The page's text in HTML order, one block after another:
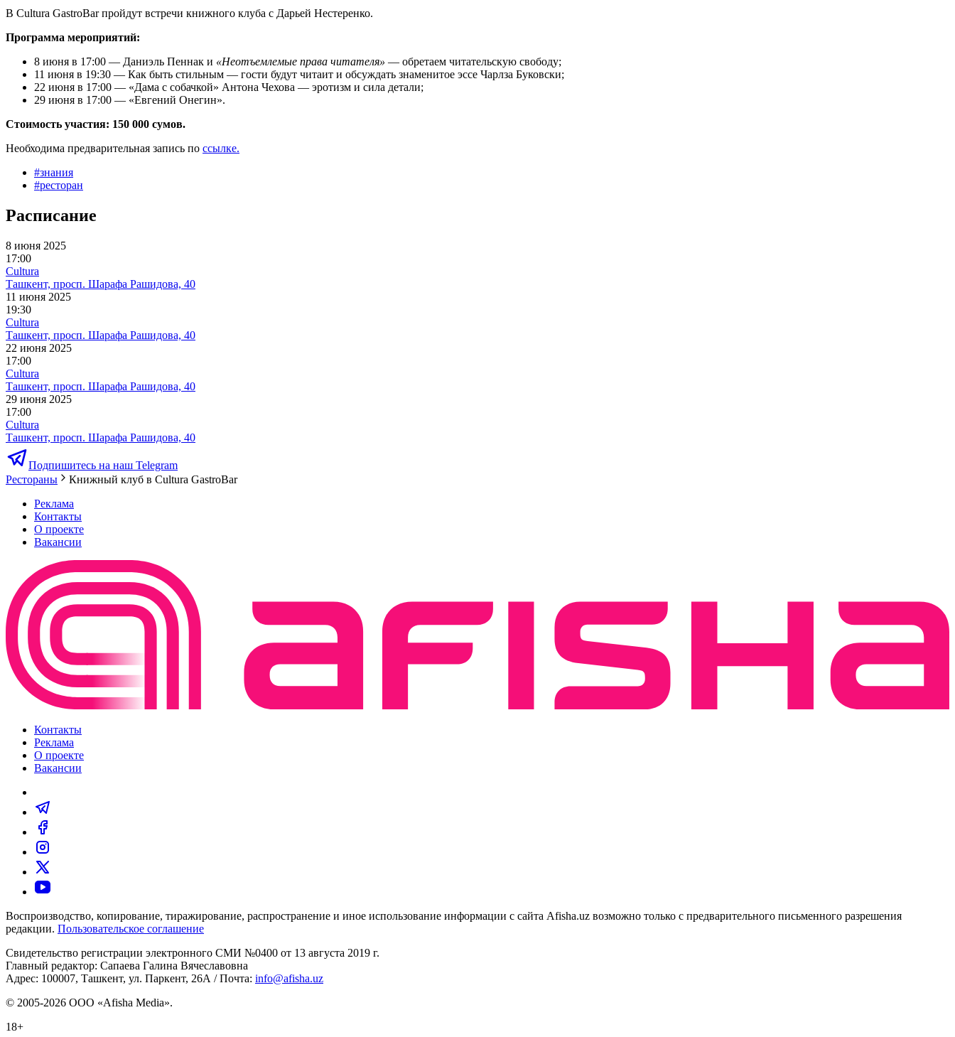
В Cultura GastroBar пройдут встречи книжного клуба с Дарьей Нестеренко.
Программа мероприятий:
8 июня в 17:00 — Даниэль Пеннак и «Неотъемлемые права читателя» — обретаем читательскую свободу;
11 июня в 19:30 — Как быть стильным — гости будут читаит и обсуждать знаменитое эссе Чарлза Буковски;
22 июня в 17:00 — «Дама с собачкой» Антона Чехова — эротизм и сила детали;
29 июня в 17:00 — «Евгений Онегин».
Стоимость участия: 150 000 сумов.
Необходима предварительная запись по ссылке.
#знания
#ресторан
Расписание
8 июня 2025
17:00
Cultura
Ташкент, просп. Шарафа Рашидова, 40
11 июня 2025
19:30
Cultura
Ташкент, просп. Шарафа Рашидова, 40
22 июня 2025
17:00
Cultura
Ташкент, просп. Шарафа Рашидова, 40
29 июня 2025
17:00
Cultura
Ташкент, просп. Шарафа Рашидова, 40
Подпишитесь на наш Telegram
Рестораны
Книжный клуб в Cultura GastroBar
Реклама
Контакты
О проекте
Вакансии
Контакты
Реклама
О проекте
Вакансии
Воспроизводство, копирование, тиражирование, распространение и иное использование информации с сайта Afisha.uz возможно только с предварительного письменного разрешения
редакции. Пользовательское соглашение
Свидетельство регистрации электронного СМИ №0400 от 13 августа 2019 г.
Главный редактор: Сапаева Галина Вячеславовна
Адрес: 100007, Ташкент, ул. Паркент, 26А / Почта: info@afisha.uz
© 2005-2026 ООО «Afisha Media».
18+